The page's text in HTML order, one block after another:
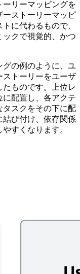
リーマッピングを
ーストーリーマッピ
に代わるもので、
クで視覚的、かつ
グの例のように、ユ
ストーリーをユーザ
ものです。上位レ
配置し、各アクテ
タスクをその下に配
結び付け、依存関係
すくなります。